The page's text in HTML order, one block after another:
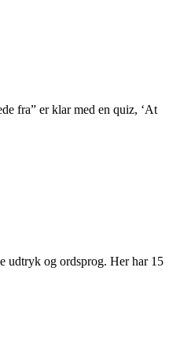
fra” er klar med en quiz, ‘At
udtryk og ordsprog. Her har 15